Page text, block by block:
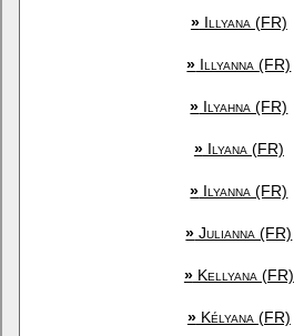
»Illyana (FR)
» Illyanna (FR)
» Ilyahna (FR)
»Ilyana (FR)
» Ilyanna (FR)
» Julianna (FR)
»Kellyana (FR)
»Kélyana (FR)